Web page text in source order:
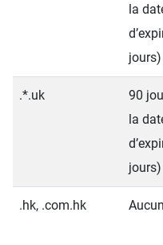
la
jours)
.*.uk
90
la
jours)
.hk, .com.hk Aucun